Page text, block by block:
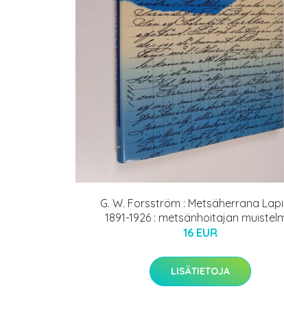
G. W. Forsström : Metsäherrana
1891-1926 : metsänhoitajan
16 EUR
LISÄTIETOJA